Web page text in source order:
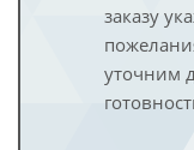
заказу
уточним